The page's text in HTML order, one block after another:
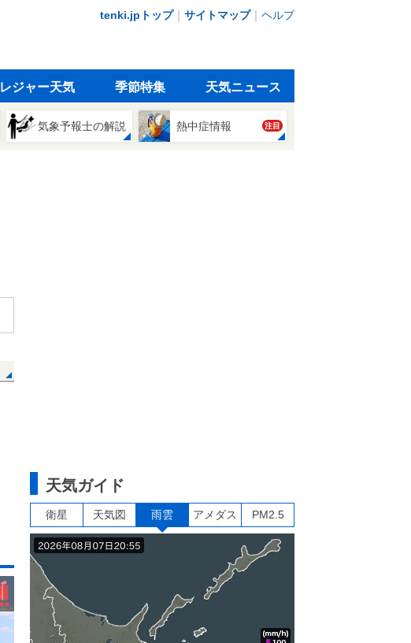
tenki.jpトップ｜ サイトマップ｜ ヘルプ
レジャー天気 季節特集 天気ニュース
気象予報士の解説 熱中症情報 注目
天気ガイド
衛星 天気図 雨雲 アメダス PM2.5